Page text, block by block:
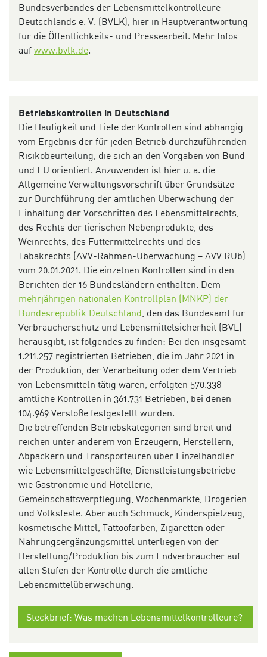
Bundesverbandes der Lebensmittelkontrolleure
Deutschlands e. V. (BVLK), hier in Hauptverantwortung
für die Öffentlichkeits- und Pressearbeit. Mehr Infos
auf www.bvlk.de.
Betriebskontrollen in Deutschland
Die Häufigkeit und Tiefe der Kontrollen sind abhängig
vom Ergebnis der für jeden Betrieb durchzuführenden
Risikobeurteilung, die sich an den Vorgaben von Bund
und EU orientiert. Anzuwenden ist hier u. a. die
Allgemeine Verwaltungsvorschrift über Grundsätze
zur Durchführung der amtlichen Überwachung der
Einhaltung der Vorschriften des Lebensmittelrechts,
des Rechts der tierischen Nebenprodukte, des
Weinrechts, des Futtermittelrechts und des
Tabakrechts (AVV-Rahmen-Überwachung – AVV RÜb)
vom 20.01.2021. Die einzelnen Kontrollen sind in den
Berichten der 16 Bundesländern enthalten. Dem
mehrjährigen nationalen Kontrollplan (MNKP) der
Bundesrepublik Deutschland, den das Bundesamt für
Verbraucherschutz und Lebensmittelsicherheit (BVL)
herausgibt, ist folgendes zu finden: Bei den insgesamt
1.211.257 registrierten Betrieben, die im Jahr 2021 in
der Produktion, der Verarbeitung oder dem Vertrieb
von Lebensmitteln tätig waren, erfolgten 570.338
amtliche Kontrollen in 361.731 Betrieben, bei denen
104.969 Verstöße festgestellt wurden.
Die betreffenden Betriebskategorien sind breit und
reichen unter anderem von Erzeugern, Herstellern,
Abpackern und Transporteuren über Einzelhändler
wie Lebensmittelgeschäfte, Dienstleistungsbetriebe
wie Gastronomie und Hotellerie,
Gemeinschaftsverpflegung, Wochenmärkte, Drogerien
und Volksfeste. Aber auch Schmuck, Kinderspielzeug,
kosmetische Mittel, Tattoofarben, Zigaretten oder
Nahrungsergänzungsmittel unterliegen von der
Herstellung/Produktion bis zum Endverbraucher auf
allen Stufen der Kontrolle durch die amtliche
Lebensmittelüberwachung.
Steckbrief: Was machen Lebensmittelkontrolleure?